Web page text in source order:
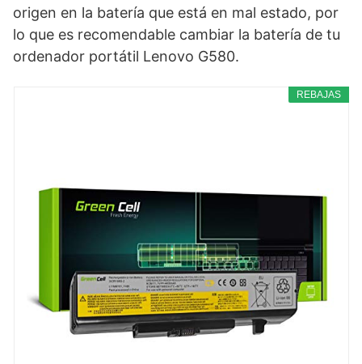
origen en la batería que está en mal estado, por
lo que es recomendable cambiar la batería de tu
ordenador portátil Lenovo G580.
REBAJAS